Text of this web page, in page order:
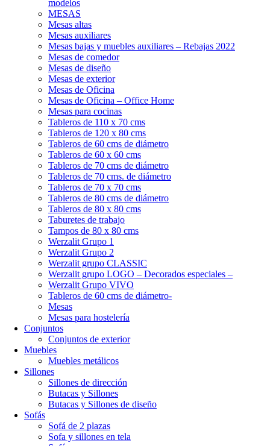
modelos
MESAS
Mesas altas
Mesas auxiliares
Mesas bajas y muebles auxiliares – Rebajas 2022
Mesas de comedor
Mesas de diseño
Mesas de exterior
Mesas de Oficina
Mesas de Oficina – Office Home
Mesas para cocinas
Tableros de 110 x 70 cms
Tableros de 120 x 80 cms
Tableros de 60 cms de diámetro
Tableros de 60 x 60 cms
Tableros de 70 cms de diámetro
Tableros de 70 cms. de diámetro
Tableros de 70 x 70 cms
Tableros de 80 cms de diámetro
Tableros de 80 x 80 cms
Taburetes de trabajo
Tampos de 80 x 80 cms
Werzalit Grupo 1
Werzalit Grupo 2
Werzalit grupo CLASSIC
Werzalit grupo LOGO – Decorados especiales –
Werzalit Grupo VIVO
Tableros de 60 cms de diámetro-
Mesas
Mesas para hostelería
Conjuntos
Conjuntos de exterior
Muebles
Muebles metálicos
Sillones
Sillones de dirección
Butacas y Sillones
Butacas y Sillones de diseño
Sofás
Sofá de 2 plazas
Sofa y sillones en tela